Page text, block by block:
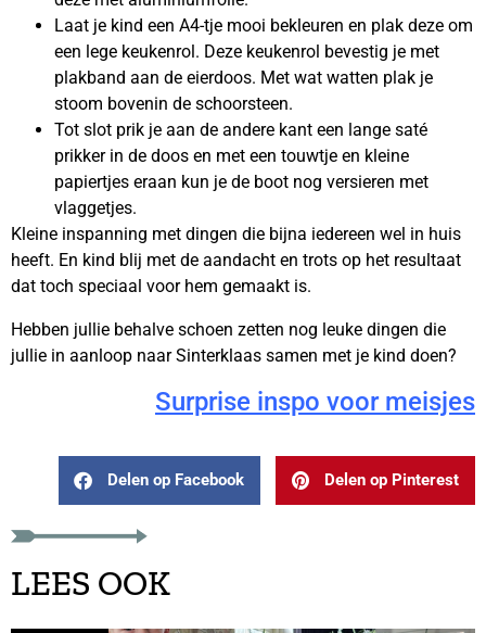
Laat je kind een A4-tje mooi bekleuren en plak deze om
een lege keukenrol. Deze keukenrol bevestig je met
plakband aan de eierdoos. Met wat watten plak je
stoom bovenin de schoorsteen.
Tot slot prik je aan de andere kant een lange saté
prikker in de doos en met een touwtje en kleine
papiertjes eraan kun je de boot nog versieren met
vlaggetjes.
Kleine inspanning met dingen die bijna iedereen wel in huis
heeft. En kind blij met de aandacht en trots op het resultaat
dat toch speciaal voor hem gemaakt is.
Hebben jullie behalve schoen zetten nog leuke dingen die
jullie in aanloop naar Sinterklaas samen met je kind doen?
Surprise inspo voor meisjes
Delen op Facebook Delen op Pinterest
LEES OOK